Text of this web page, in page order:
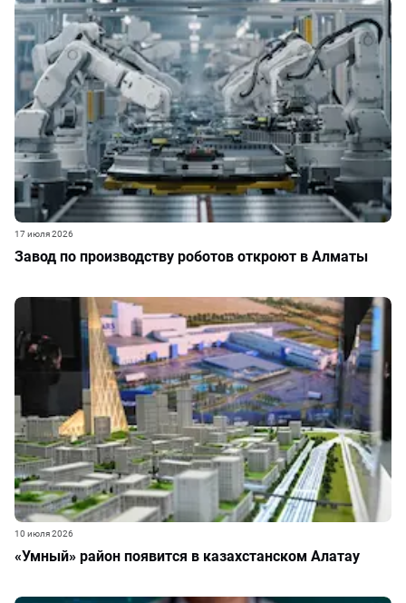
Завод по производству роботов откроют в Алматы
17 июля 2026
«Умный» район появится в казахстанском Алатау
10 июля 2026